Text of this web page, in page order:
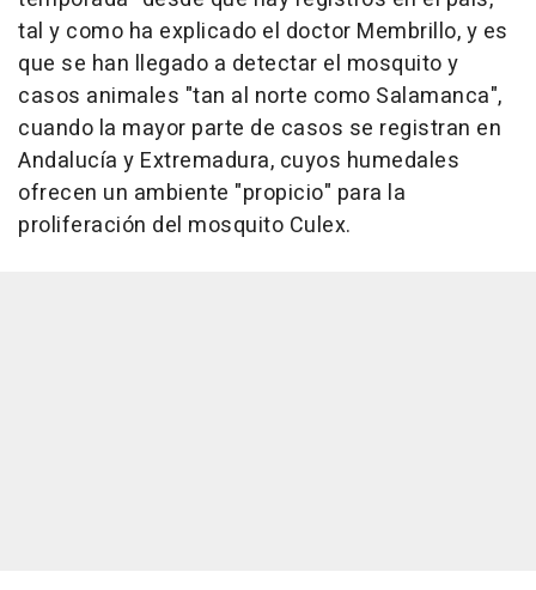
tal y como ha explicado el doctor Membrillo, y es
que se han llegado a detectar el mosquito y
casos animales "tan al norte como Salamanca",
cuando la mayor parte de casos se registran en
Andalucía y Extremadura, cuyos humedales
ofrecen un ambiente "propicio" para la
proliferación del mosquito Culex.